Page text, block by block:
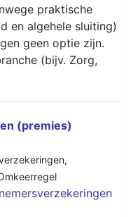
praktische
en algehele sluiting)
geen optie zijn.
(bijv. Zorg,
(premies)
,